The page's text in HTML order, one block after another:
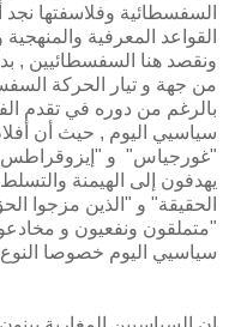
السفسطائية وفلاسفتها
القواعد المعرفية
ونقصد هنا السفسطائيين ,
من جهة و تيار الحركة
بالرغم من دوره في تقدم
سياسيي اليوم , حيث أن
"غورجياس" و "إيزوقراطس"
يهدفون إلى الهيمنة
الحقيقة" و "الذين مزجوا
"متملقون ونفعيون و
سياسيي اليوم خصوصا